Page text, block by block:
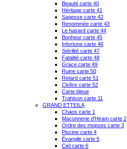
Beauté carte 40
Héritage carte 41
Sagesse carte 42
Renommée carte 43
Le hasard carte 44
Bonheur carte 45
Infortune carte 46
Stérilité carte 47
Fatalité carte 48
Grace carte 49
Ruine carte 50
Retard carte 51
Cloître carte 52
Carte bleue
Trahison carte 11
GRAND ETTEILA
Chaos carte 1
Maçonnerie d'Hiram carte 2
Ordre des mopses carte 3
Piscine carte 4
Évangile carte 5
Ciel carte 6